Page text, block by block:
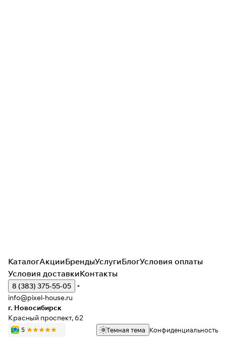
КаталогАкцииБрендыУслугиБлогУсловия оплаты
Условия доставкиКонтакты
8 (383) 375-55-05
info@pixel-house.ru
г. Новосибирск
Красный проспект, 62
Темная тема Конфиденциальность